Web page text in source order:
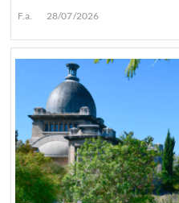
F.a. 28/07/2026